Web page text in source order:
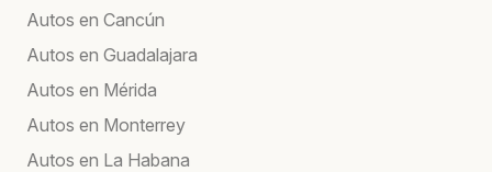
Autos en Cancún
Autos en Guadalajara
Autos en Mérida
Autos en Monterrey
Autos en La Habana